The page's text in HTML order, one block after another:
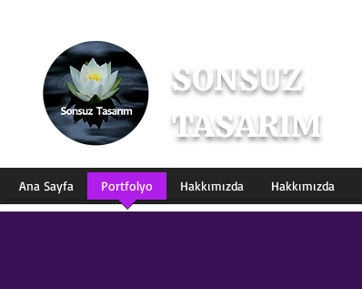
SONSUZ
TASARIM
Ana Sayfa Portfolyo Hakkımızda Hakkımızda